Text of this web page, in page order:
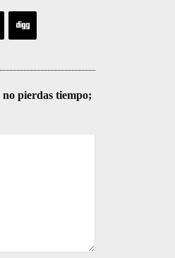
pierdas tiempo;